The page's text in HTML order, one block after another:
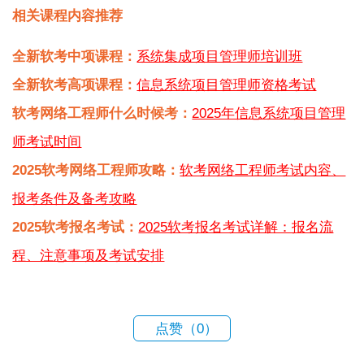
相关课程内容推荐
全新软考中项课程： 系统集成项目管理师培训班
全新软考高项课程：信息系统项目管理师资格考试
软考网络工程师什么时候考： 2025年信息系统项目管理
师考试时间
2025软考网络工程师攻略：软考网络工程师考试内容、
报考条件及备考攻略
2025软考报名考试： 2025软考报名考试详解：报名流
程、注意事项及考试安排
点赞（0）